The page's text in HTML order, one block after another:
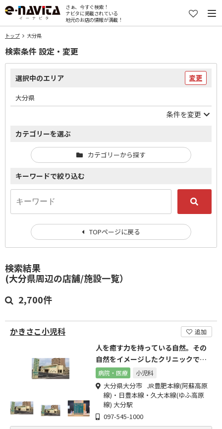
さぁ、今すぐ検索！
ナビタに掲載されている
地元のお店の情報が満載！
トップ 大分県
検索結果
(大分県周辺の店舗/施設一覧）
2,700件
かきさこ小児科 追加
人を癒す力を持っている自然。その
自然をイメージしたクリニックで
す。
病院・医療 小児科
大分県大分市 JR豊肥本線(阿蘇高原
線)・日豊本線・久大本線(ゆふ高原
線) 大分駅
097-545-1000
検索条件 設定・変更
選択中のエリア 変更
大分県
条件を変更
カテゴリーを選ぶ
カテゴリーから探す
キーワードで絞り込む
TOPページに戻る